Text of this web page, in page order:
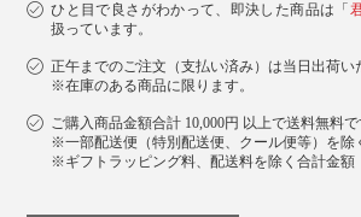
この美しいグラデーションは、長年
研究してきたメーカーだからこそ生み
す。
ひと目で良さがわかって、即決した商品は「
扱っています。
正午までのご注文（支払い済み）は当日出荷い
※在庫のある商品に限ります。
ご購入商品金額合計 10,000円 以上で送料無料で
※一部配送便（特別配送便、クール便等）を除
※ギフトラッピング料、配送料を除く合計金額